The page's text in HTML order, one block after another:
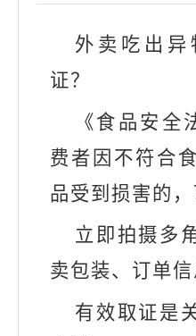
外卖吃出异
证？
《食品安全
费者因不符合
品受到损害的，
立即拍摄多
卖包装、订单信
有效取证是